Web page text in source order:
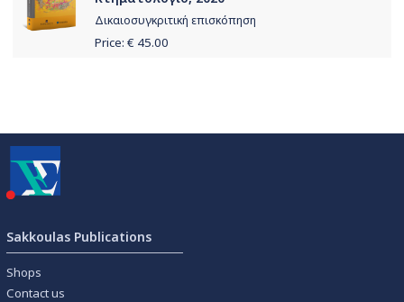
Δικαιοσυγκριτική επισκόπηση
Price: € 45.00
Sakkoulas Publications
Shops
Contact us